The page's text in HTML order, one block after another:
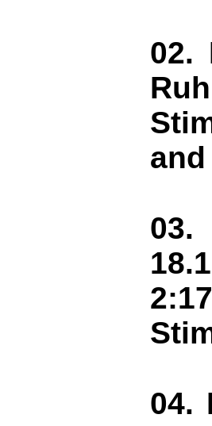
02.
2:17
04.